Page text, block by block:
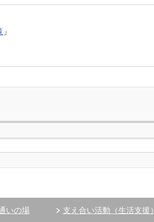
」
いの場 支え合い活動（生活支援）